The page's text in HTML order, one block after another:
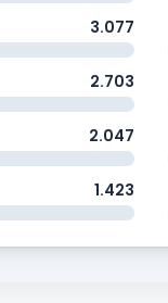
3.077
2.703
2.047
1.423